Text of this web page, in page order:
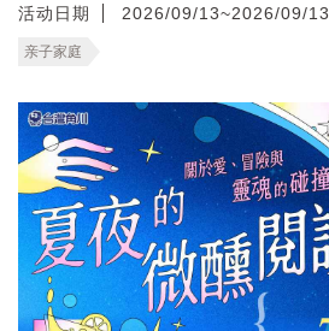
活动日期
2026/09/13~2026/09/13
亲子家庭